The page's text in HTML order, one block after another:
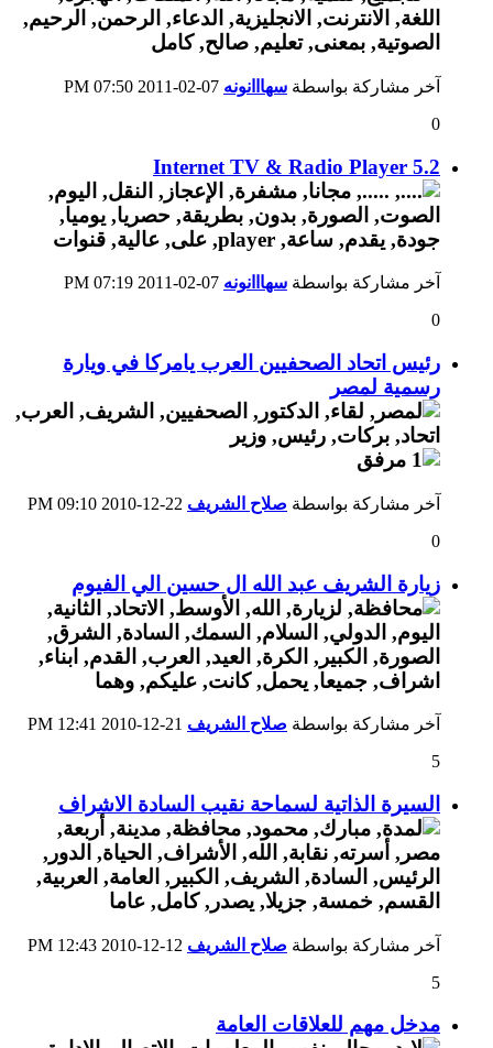
آخر مشاركة بواسطة سهااانونه
07:50 PM
0
Internet TV & Radio Player 5.2
آخر مشاركة بواسطة سهااانونه
07:19 PM
0
رئيس اتحاد الصحفيين العرب يامركا في ويارة
رسمية لمصر
آخر مشاركة بواسطة صلاح الشريف
09:10 PM
0
زيارة الشريف عبد الله ال حسين الي الفيوم
آخر مشاركة بواسطة صلاح الشريف
12:41 PM
5
السيرة الذاتية لسماحة نقيب السادة الاشراف
آخر مشاركة بواسطة صلاح الشريف
12:43 PM
5
مدخل مهم للعلاقات العامة